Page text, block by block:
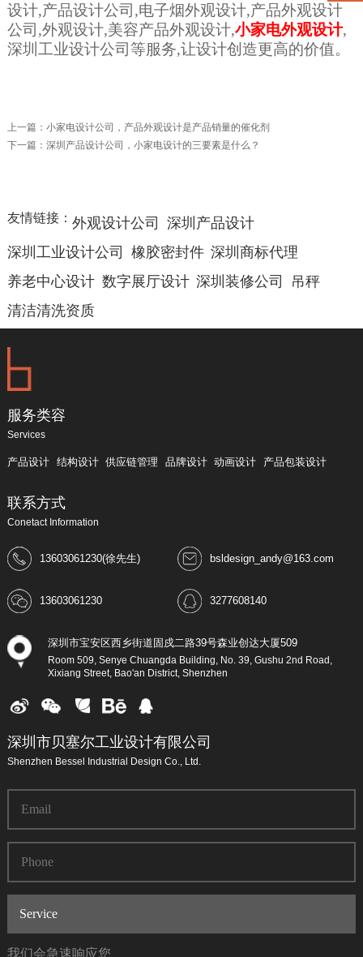
设计,产品设计公司,电子烟外观设计,产品外观设计
公司,外观设计,美容产品外观设计,小家电外观设计,
深圳工业设计公司等服务,让设计创造更高的价值。
上一篇： 小家电设计公司，产品外观设计是产品销量的催化剂
下一篇： 深圳产品设计公司，小家电设计的三要素是什么？
友情链接： 外观设计公司
深圳产品设计
深圳工业设计公司
橡胶密封件 深圳商标代理
养老中心设计 数字展厅设计 深圳装修公司
吊秤
清洁清洗资质
服务类容
Services
产品设计 结构设计 供应链管理 品牌设计 动画设计 产品包装设计
联系方式
Conetact Information
13603061230(徐先生) bsldesign_andy@163.com
13603061230 3277608140
深圳市宝安区西乡街道固戍二路39号森业创达大厦509
Room 509, Senye Chuangda Building, No. 39, Gushu 2nd Road,
Xixiang Street, Bao'an District, Shenzhen
深圳市贝塞尔工业设计有限公司
Shenzhen Bessel Industrial Design Co., Ltd.
我们会急速响应您